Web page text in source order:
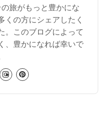
旅がもっと豊かにな
くの方にシェアしたく
。このブログによって
、豊かになれば幸いで